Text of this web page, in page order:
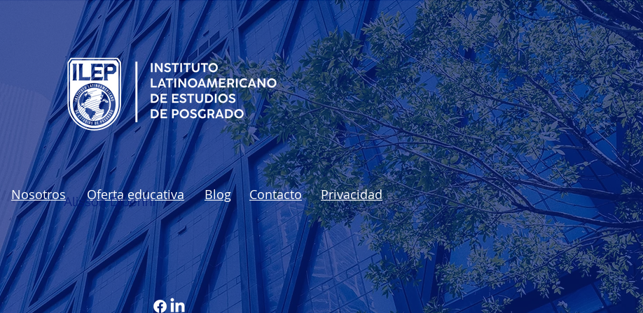
Nosotros Oferta educativa Blog Contacto Privacidad
Alisson Dibenhi